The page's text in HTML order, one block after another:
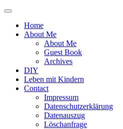
Menü
oder
ausblenden
Home
About Me
About Me
Guest Book
Archives
DIY
Leben mit Kindern
Contact
Impressum
Datenschutzerklärung
Datenauszug
Löschanfrage